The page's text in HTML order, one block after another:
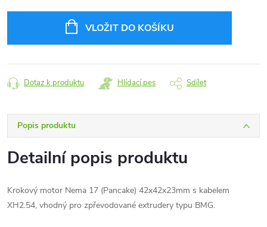
VLOŽIT DO KOŠÍKU
Dotaz k produktu Hlídací pes Sdílet
Popis produktu
Detailní popis produktu
Krokový motor Nema 17 (Pancake) 42x42x23mm s kabelem
XH2.54, vhodný pro zpřevodované extrudery typu BMG.